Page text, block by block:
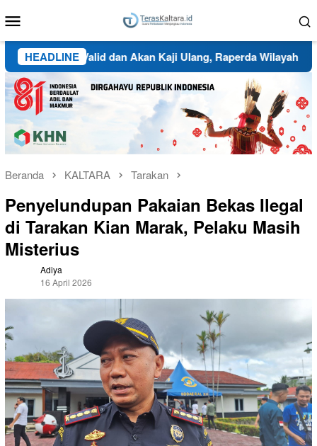
ke
Mobile
HEADLINE
Data Valid dan Akan Kaji Ulang, Raperda Wilayah Adat dan
Beranda KALTARA Tarakan
Penyelundupan Pakaian Bekas Ilegal
di Tarakan Kian Marak, Pelaku Masih
Misterius
Adiya
16 April 2026